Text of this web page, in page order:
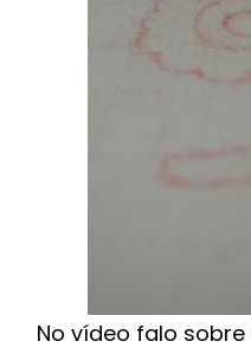
No vídeo falo